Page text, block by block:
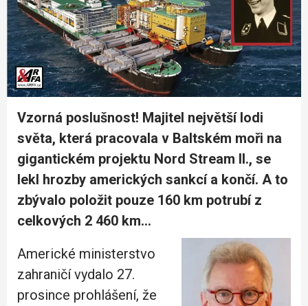
Vzorná poslušnost! Majitel největší lodi
světa, která pracovala v Baltském moři na
gigantickém projektu Nord Stream II., se
lekl hrozby amerických sankcí a končí. A to
zbývalo položit pouze 160 km potrubí z
celkových 2 460 km…
Americké ministerstvo
zahraničí vydalo 27.
prosince prohlášení, že